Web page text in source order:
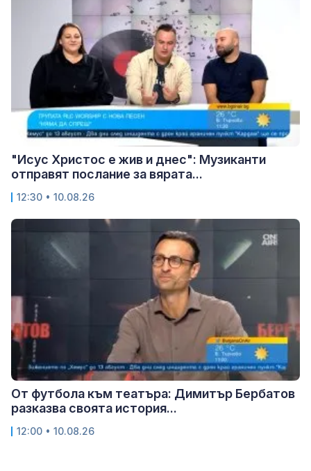
"Исус Христос е жив и днес": Музиканти
отправят послание за вярата...
12:30 • 10.08.26
От футбола към театъра: Димитър Бербатов
разказва своята история...
12:00 • 10.08.26